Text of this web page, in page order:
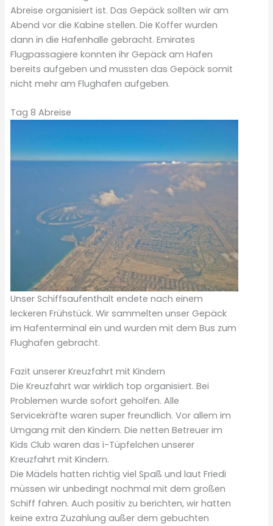
Abreise organisiert ist. Das Gepäck sollten wir am
Abend vor die Kabine stellen. Die Koffer wurden
dann in die Hafenhalle gebracht. Emirates
Flugpassagiere konnten ihr Gepäck am Hafen
bereits aufgeben und mussten das Gepäck somit
nicht mehr am Flughafen aufgeben.
Tag 8 Abreise
Unser Schiffsaufenthalt endete nach einem
leckeren Frühstück. Wir sammelten unser Gepäck
im Hafenterminal ein und wurden mit dem Bus zum
Flughafen gebracht.
Fazit unserer Kreuzfahrt mit Kindern
Die Kreuzfahrt war wirklich top organisiert. Bei
Problemen wurde sofort geholfen. Alle
Servicekräfte waren super freundlich. Vor allem im
Umgang mit den Kindern. Die netten Betreuer im
Kids Club waren das i-Tüpfelchen unserer
Kreuzfahrt mit Kindern.
Die Mädels hatten richtig viel Spaß und laut Friedi
müssen wir unbedingt nochmal mit dem großen
Schiff fahren. Auch positiv zu berichten, wir hatten
keine extra Zuzahlung außer dem gebuchten